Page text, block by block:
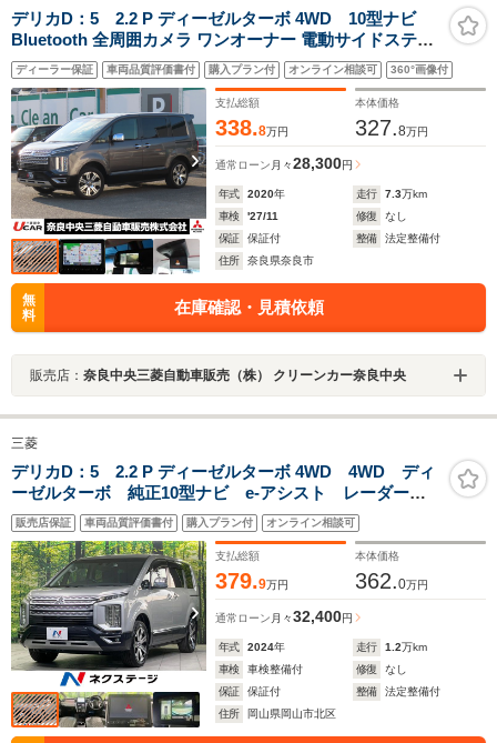
デリカD：5 2.2 P ディーゼルターボ 4WD 10型ナビ
Bluetooth 全周囲カメラ ワンオーナー 電動サイドステッ
プ 10インチフリップダウンモニター エンジンフードエン
ブレム パドルシフト プッシュスタート ETC2.0 テールゲ
ートスポイラー ステアリングヒーター
ディーラー保証 車両品質評価書付 購入プラン付 オンライン相談可 360°画像付
支払総額
338.8万円
本体価格
327.8万円
通常ローン 月々28,300円
年式 2020年 走行 7.3万km
車検
'27/11 修復
なし
保証
保証付 整備
法定整備付
住所
奈良県奈良市
無
料
在庫確認・見積依頼
販売店： 奈良中央三菱自動車販売（株） クリーンカー奈良中央
三菱
デリカD：5 2.2 P ディーゼルターボ 4WD 4WD ディ
ーゼルターボ 純正10型ナビ e-アシスト レーダーク
ルーズ 両側電動スライドドア 電動リアゲート 電動
サイドステップ 禁煙車 フルセグ バックカメラ
ETC LEDヘッド ドラレコ
販売店保証 車両品質評価書付 購入プラン付 オンライン相談可
支払総額
379.9万円
本体価格
362.0万円
通常ローン 月々32,400円
年式 2024年 走行 1.2万km
車検
車検整備付 修復
なし
保証
保証付 整備
法定整備付
住所
岡山県岡山市北区